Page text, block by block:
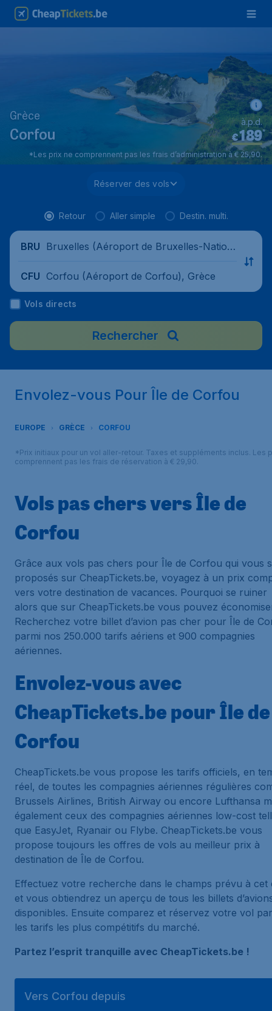
Grèce
Corfou €189*
à.p.d.
*Les prix ne comprennent pas les frais d’administration à € 25,90.
Réserver des vols
Retour Aller simple Destin. multi.
BRU Bruxelles (Aéroport de Bruxelles-Nation
CFU Corfou (Aéroport de Corfou), Grèce
Vols directs
Rechercher
Envolez-vous Pour Île de Corfou
EUROPE GRÈCE CORFOU
*Prix initiaux pour un vol aller-retour. Taxes et suppléments inclus. Les
comprennent pas les frais de réservation à € 29,90.
Vols pas chers vers Île de
Corfou
Grâce aux vols pas chers pour Île de Corfou qui vous
proposés sur CheapTickets.be, voyagez à un prix
vers votre destination de vacances. Pourquoi se ruiner
alors que sur CheapTickets.be vous pouvez
Recherchez votre billet d’avion pas cher pour Île de
parmi nos 250.000 tarifs aériens et 900 compagnies
aériennes.
Envolez-vous avec
CheapTickets.be pour Île de
Corfou
CheapTickets.be vous propose les tarifs officiels, en
réel, de toutes les compagnies aériennes régulières
Brussels Airlines, British Airway ou encore Lufthansa
également ceux des compagnies aériennes low-cost
que EasyJet, Ryanair ou Flybe. CheapTickets.be vous
propose toujours les offres de vols au meilleur prix à
destination de Île de Corfou.
Effectuez votre recherche dans le champs prévu à cet
et vous obtiendrez un aperçu de tous les billets
disponibles. Ensuite comparez et réservez votre vol
les tarifs les plus compétitifs du marché.
Partez l’esprit tranquille avec CheapTickets.be !
Vers Corfou depuis